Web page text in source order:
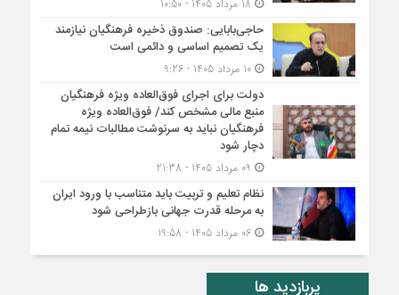
حاجی‌بابایی: صندوق ذخیره فرهنگیان نیازمند
یک تصمیم اساسی و دائمی است
10 مرداد 1405 - 9:26
دولت برای اجرای فوق‌العاده ویژه فرهنگیان
منبع مالی مشخص کند/ فوق‌العاده ویژه
فرهنگیان نباید به سرنوشت مطالبات نیمه‌ تمام
دچار شود
نظام تعلیم و تربیت باید متناسب با ورود ایران
به مرحله قدرت جهانی بازطراحی شود
06 مرداد 1405 - 19:58
پربازدید ها